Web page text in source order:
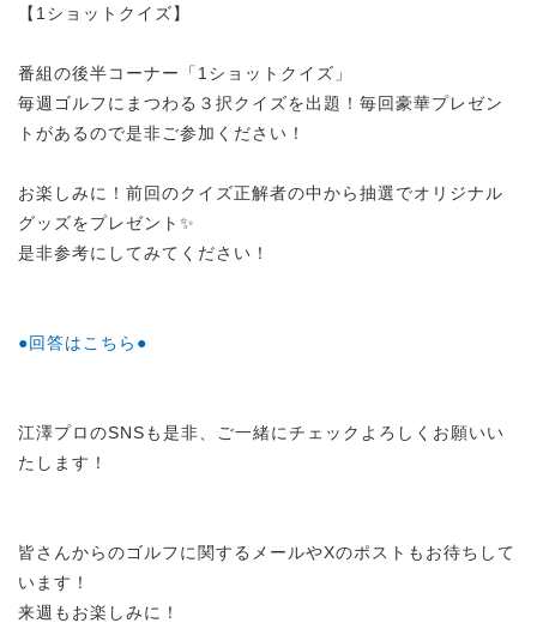
【1ショットクイズ】
番組の後半コーナー「1ショットクイズ」
毎週ゴルフにまつわる３択クイズを出題！毎回豪華プレゼン
トがあるので是非ご参加ください！
お楽しみに！前回のクイズ正解者の中から抽選でオリジナル
グッズをプレゼント✨
是非参考にしてみてください！
●回答はこちら●
江澤プロのSNSも是非、ご一緒にチェックよろしくお願いい
たします！
皆さんからのゴルフに関するメールやXのポストもお待ちして
います！
来週もお楽しみに！